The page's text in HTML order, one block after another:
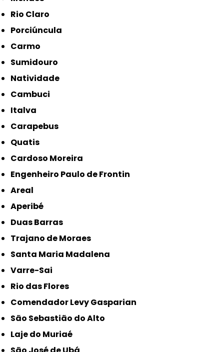
Rio Claro
Porciúncula
Carmo
Sumidouro
Natividade
Cambuci
Italva
Carapebus
Quatis
Cardoso Moreira
Engenheiro Paulo de Frontin
Areal
Aperibé
Duas Barras
Trajano de Moraes
Santa Maria Madalena
Varre-Sai
Rio das Flores
Comendador Levy Gasparian
São Sebastião do Alto
Laje do Muriaé